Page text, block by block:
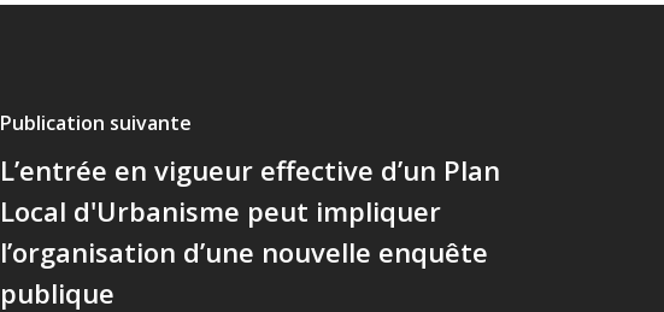
Publication suivante
L’entrée en vigueur effective d’un Plan
Local d'Urbanisme peut impliquer
l’organisation d’une nouvelle enquête
publique